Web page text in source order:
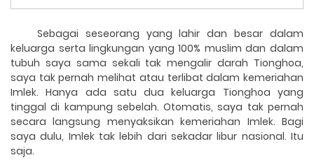
Sebagai seseorang yang lahir dan besar dalam
keluarga serta lingkungan yang 100% muslim dan dalam
tubuh saya sama sekali tak mengalir darah Tionghoa,
saya tak pernah melihat atau terlibat dalam kemeriahan
Imlek. Hanya ada satu dua keluarga Tionghoa yang
tinggal di kampung sebelah. Otomatis, saya tak pernah
secara langsung menyaksikan kemeriahan Imlek. Bagi
saya dulu, Imlek tak lebih dari sekadar libur nasional. Itu
saja.